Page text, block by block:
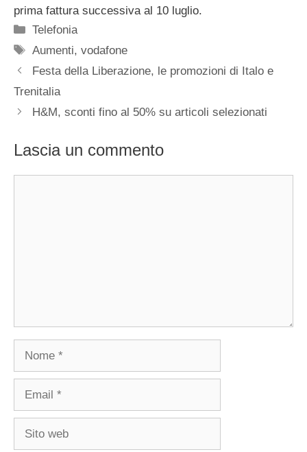
prima fattura successiva al 10 luglio.
Categorie
Telefonia
Tag
Aumenti,vodafone
Festa della Liberazione, le promozioni di Italo e
Trenitalia
H&M, sconti fino al 50% su articoli selezionati
Lascia un commento